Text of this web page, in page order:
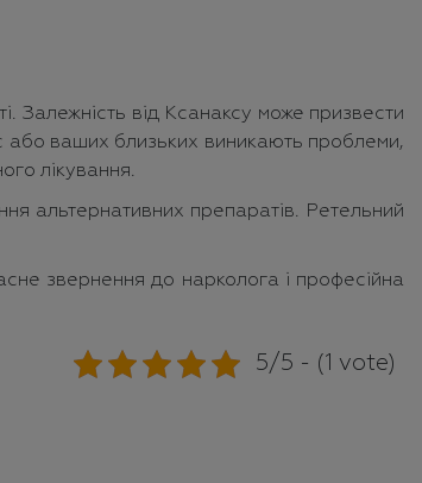
Залежність від Ксанаксу може призвести
або ваших близьких виникають проблеми,
лікування.
альтернативних препаратів. Ретельний
звернення до нарколога і професійна
5/5 - (1 vote)